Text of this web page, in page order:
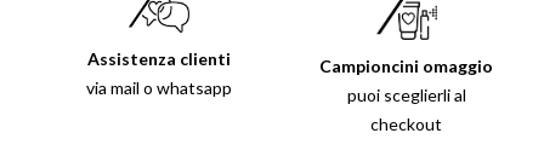
Assistenza clienti
via mail o whatsapp
Campioncini omaggio
puoi sceglierli al
checkout